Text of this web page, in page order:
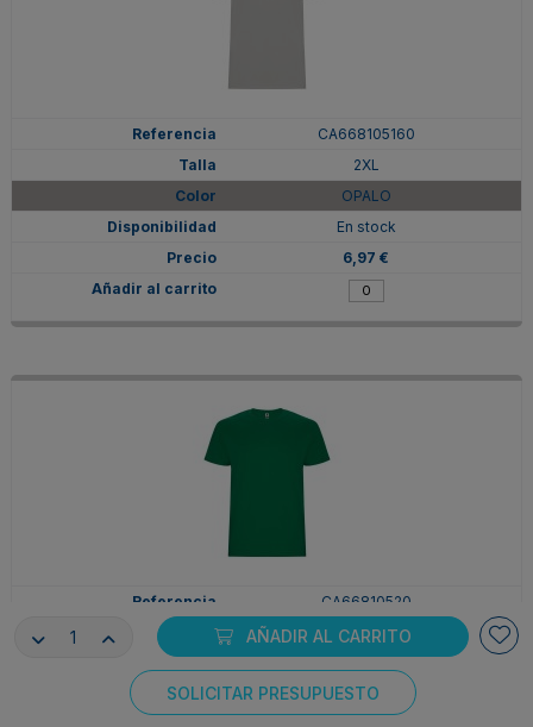
AÑADIR AL CARRITO
SOLICITAR PRESUPUESTO
CA668105160
2XL
OPALO
En stock
6,97 €
CA66810520
2XL
En stock
Consentimiento de cookies